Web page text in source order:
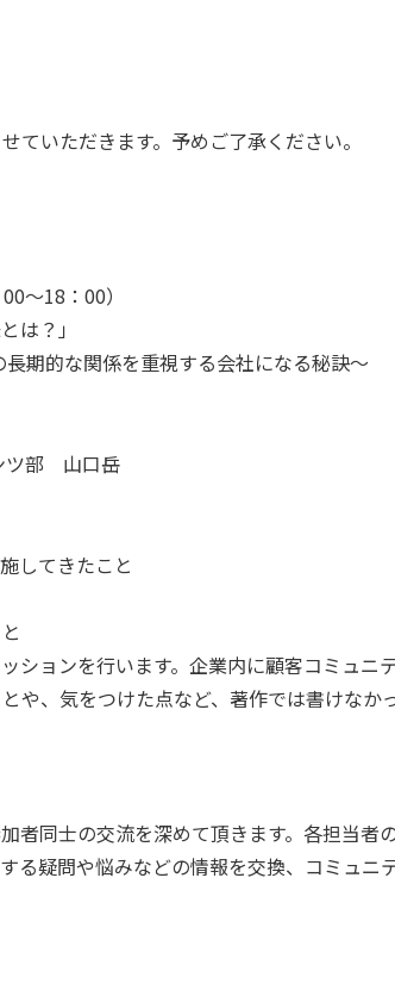
いただきます。予めご了承ください。
～18：00）
は？」
期的な関係を重視する会社になる秘訣～
ツ部 山口岳
してきたこと
ションを行います。企業内に顧客コミュニ
や、気をつけた点など、著作では書けなか
者同士の交流を深めて頂きます。各担当者
る疑問や悩みなどの情報を交換、コミュニ